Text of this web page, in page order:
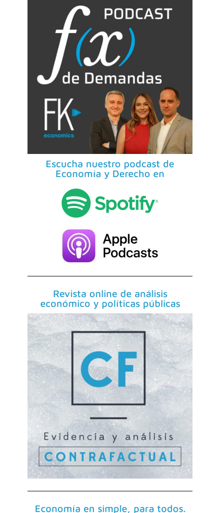
Escucha nuestro podcast de
Economía y Derecho en
Revista online de análisis
económico y políticas públicas
Economía en simple, para todos.